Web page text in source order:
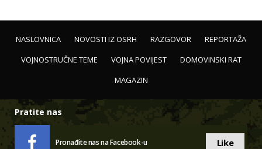
NASLOVNICA NOVOSTI IZ OSRH RAZGOVOR
REPORTAŽA
VOJNOSTRUČNE TEME
VOJNA POVIJEST
DOMOVINSKI RAT
MAGAZIN
Pratite nas
Pronađite nas na Facebook-u Like